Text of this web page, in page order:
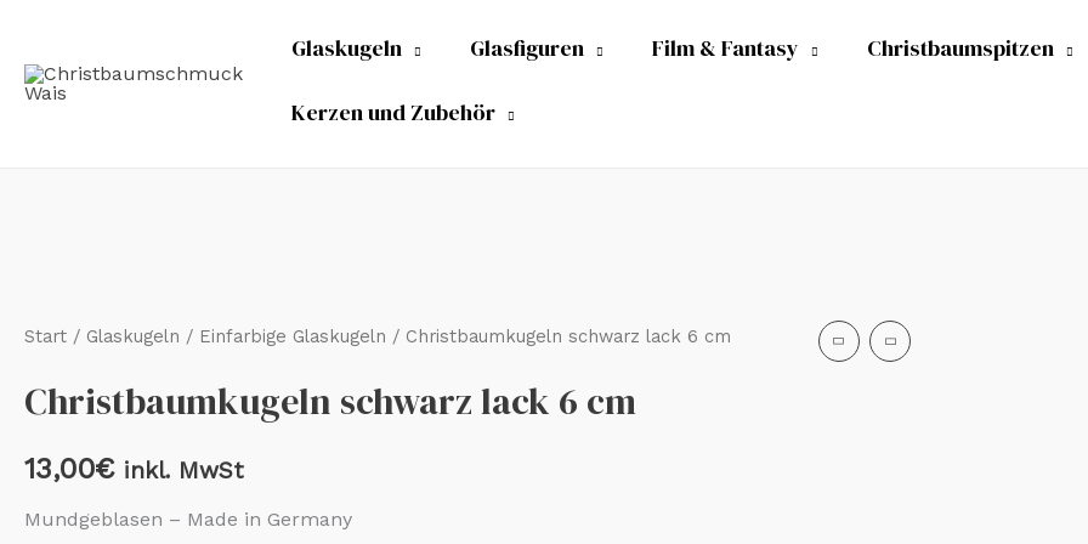
springen
Glaskugeln Glasfiguren Film & Fantasy Christbaumspitzen
Kerzen und Zubehör
Start / Glaskugeln / Einfarbige Glaskugeln / Christbaumkugeln schwarz lack 6 cm
Christbaumkugeln schwarz lack 6 cm
13,00€ inkl. MwSt
Mundgeblasen – Made in Germany
lack
cm